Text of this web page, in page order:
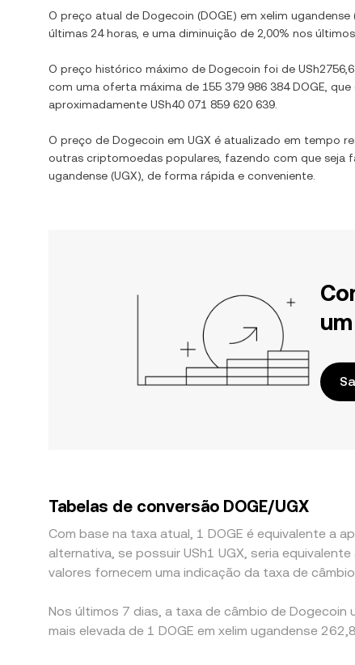
O preço atual de Dogecoin (DOGE) em xelim ugandense
últimas 24 horas, e uma diminuição de 2,00% nos
O preço histórico máximo de Dogecoin foi de
com uma oferta máxima de 155 379 986 384 DOGE ,
aproximadamente USh40 071 859 620 639
O preço de Dogecoin em UGX é atualizado em tempo
outras criptomoedas populares, fazendo com que seja
ugandense (UGX), de forma rápida e conveniente.
Tabelas de conversão DOGE/UGX
Com base na taxa atual, 1 DOGE é equivalente a
alternativa, se possuir USh1 UGX, seria
valores fornecem uma indicação da taxa de
Nos últimos 7 dias, a taxa de câmbio de
mais elevada de 1 DOGE em xelim ugandense